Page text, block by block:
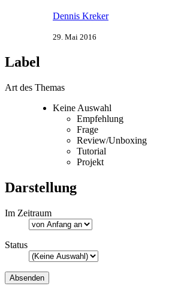
Dennis Kreker
29. Mai 2016
Label
Art des Themas
Keine Auswahl
Empfehlung
Frage
Review/Unboxing
Tutorial
Projekt
Darstellung
Im Zeitraum
Status